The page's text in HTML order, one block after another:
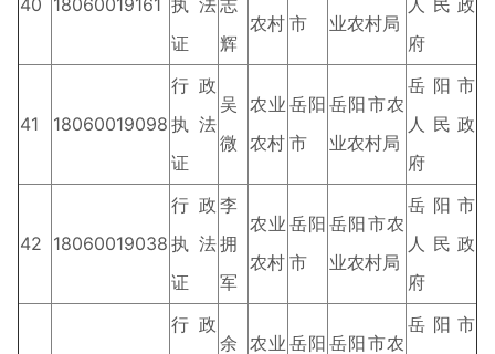
40 18060019161 执法
证
志
辉
农村 市
业农村局
人民政
府
41 18060019098
行政
执法
证
吴
微
农业
农村
岳阳
市
岳阳市农
业农村局
岳阳市
人民政
府
42 18060019038
行政
执法
证
李
拥
军
农业
农村
岳阳
市
岳阳市农
业农村局
岳阳市
人民政
府
行政
余 农业 岳阳 岳阳市农
岳阳市